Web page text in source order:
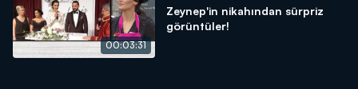
00:03:31
Zeynep'in nikahından sürpriz
görüntüler!